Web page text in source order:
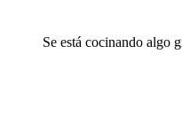
Se está cocinando algo